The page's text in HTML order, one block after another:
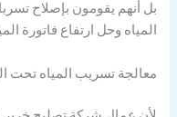
بل أنهم يقومون بإصلاح
المياه وحل ارتفاع فاتورة
معالجة تسريب المياه تحت